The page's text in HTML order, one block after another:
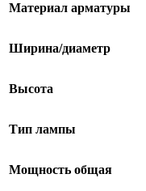
Материал арматуры
Ширина/диаметр
Высота
Тип лампы
Мощность общая